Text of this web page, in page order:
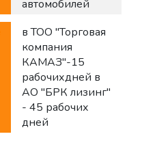
автомобилей
в ТОО "Торговая
компания
КАМАЗ"-15
рабочихдней в
АО "БРК лизинг"
- 45 рабочих
дней